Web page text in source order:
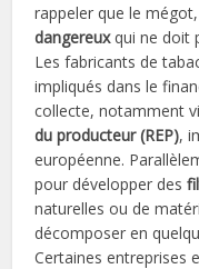
rappeler que le
dangereuxqui ne doit
Les fabricants de
impliqués dans le
collecte, notamment
du producteur (REP),
européenne.
pour développer des
naturelles ou de
décomposer en
Certaines entreprises